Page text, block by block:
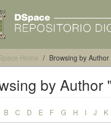
Home Browsing by Author
by Author
B C D E F G H I J K